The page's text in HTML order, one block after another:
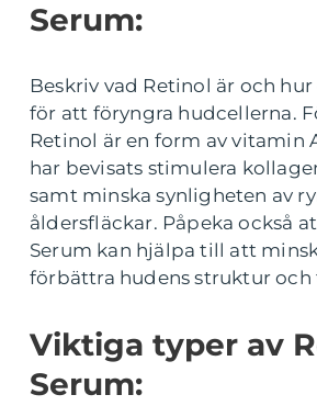
Serum:
Beskriv vad Retinol är och
för att föryngra hudcellerna.
Retinol är en form av vitamin
har bevisats stimulera
samt minska synligheten av
åldersfläckar. Påpeka också
Serum kan hjälpa till att
förbättra hudens struktur och
Viktiga typer av
Serum: